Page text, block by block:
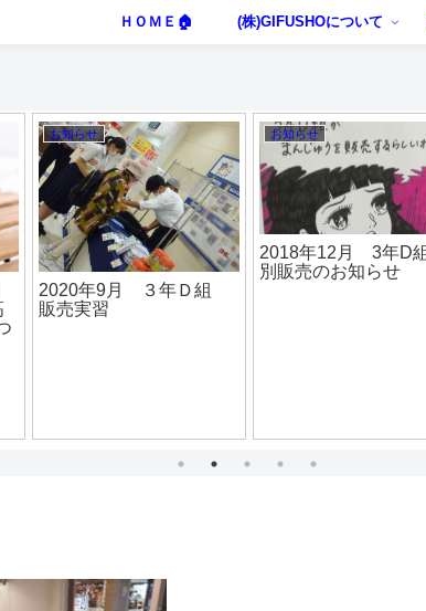
ＨＯＭＥ🏠 (株)GIFUSHOについて
お知らせ
年7月 3年C組 天
取り浪漫
マーサ２１ 販売実習
2018年2月 ３年流通ビ
ジネス科 販売事業部か
らのメッセージ Ｐａｒ
ｔ１